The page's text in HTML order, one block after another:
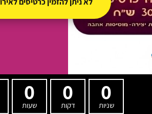
0
שניות
0
דקות
0
שעות